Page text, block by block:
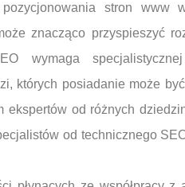
stron www
znacząco przyspieszyć
wymaga
których posiadanie może
ekspertów od różnych
od technicznego